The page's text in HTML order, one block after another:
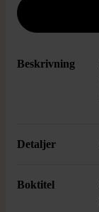
Beskrivning
Detaljer
Boktitel